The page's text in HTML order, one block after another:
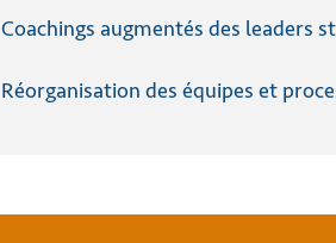
Coachings augmentés des leaders
Réorganisation des équipes et